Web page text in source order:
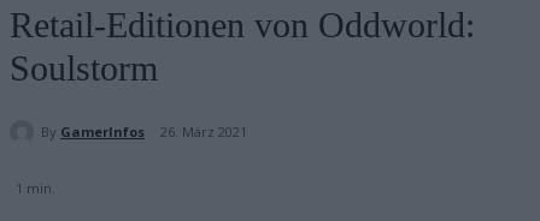
Retail-Editionen von Oddworld:
Soulstorm
By GamerInfos 26. März 2021
1 min.